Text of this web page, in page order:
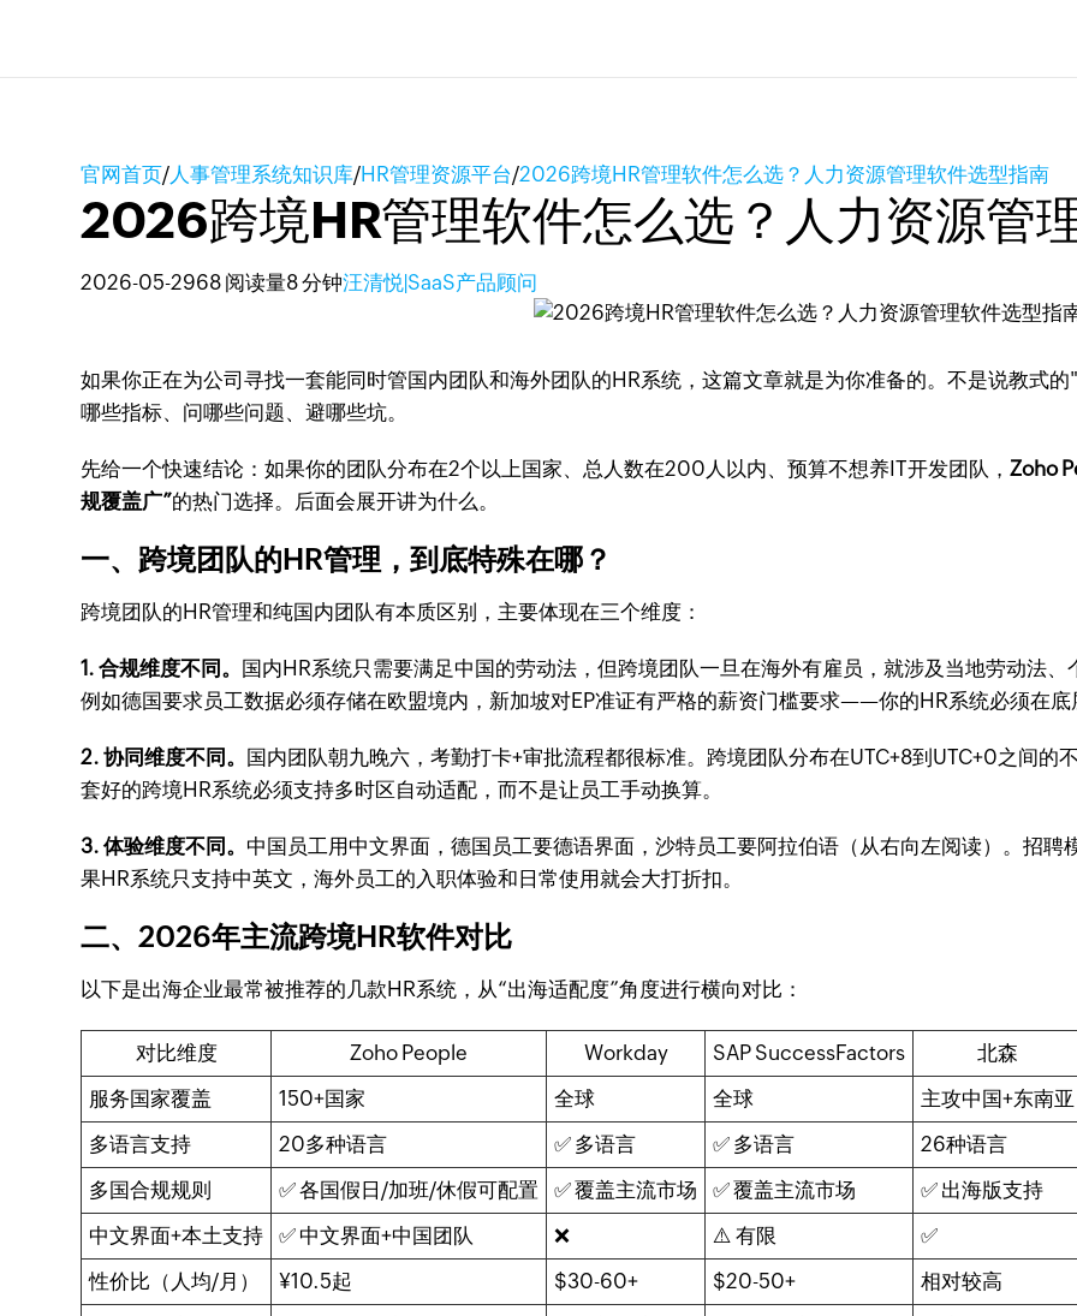
官网首页/人事管理系统知识库/HR管理资源平台/2026跨境HR管理软件怎么选？人力资源管理软件选型指南
2026跨境HR管理软件怎么选？人力资源管
2026-05-2968 阅读量8 分钟汪清悦|SaaS产品顾问
如果你正在为公司寻找一套能同时管国内团队和海外团队的HR系统，这篇文章就是为你准备的。不是说教式
哪些指标、问哪些问题、避哪些坑。
先给一个快速结论：如果你的团队分布在2个以上国家、总人数在200人以内、预算不想养IT开发团队，Zoho
规覆盖广”的热门选择。后面会展开讲为什么。
一、跨境团队的HR管理，到底特殊在哪？
跨境团队的HR管理和纯国内团队有本质区别，主要体现在三个维度：
1. 合规维度不同。 国内HR系统只需要满足中国的劳动法，但跨境团队一旦在海外有雇员，就涉及当地劳动法
例如德国要求员工数据必须存储在欧盟境内，新加坡对EP准证有严格的薪资门槛要求——你的HR系统必须在
2. 协同维度不同。 国内团队朝九晚六，考勤打卡+审批流程都很标准。跨境团队分布在UTC+8到UTC+0之间的
套好的跨境HR系统必须支持多时区自动适配，而不是让员工手动换算。
3. 体验维度不同。 中国员工用中文界面，德国员工要德语界面，沙特员工要阿拉伯语（从右向左阅读）。招
果HR系统只支持中英文，海外员工的入职体验和日常使用就会大打折扣。
二、2026年主流跨境HR软件对比
以下是出海企业最常被推荐的几款HR系统，从“出海适配度”角度进行横向对比：
对比维度 Zoho People Workday SAP SuccessFactors
北森
服务国家覆盖
150+国家 全球 全球
主攻中国+东南亚
多语言支持
20多种语言 ✅ 多语言 ✅ 多语言
26种语言
多国合规规则
✅ 各国假日/加班/休假可配置 ✅ 覆盖主流市场 ✅ 覆盖主流市场
✅ 出海版支持
中文界面+本土支持
✅ 中文界面+中国团队 ❌ ⚠️ 有限
✅
性价比（人均/月）
¥10.5起 $30-60+ $20-50+
相对较高